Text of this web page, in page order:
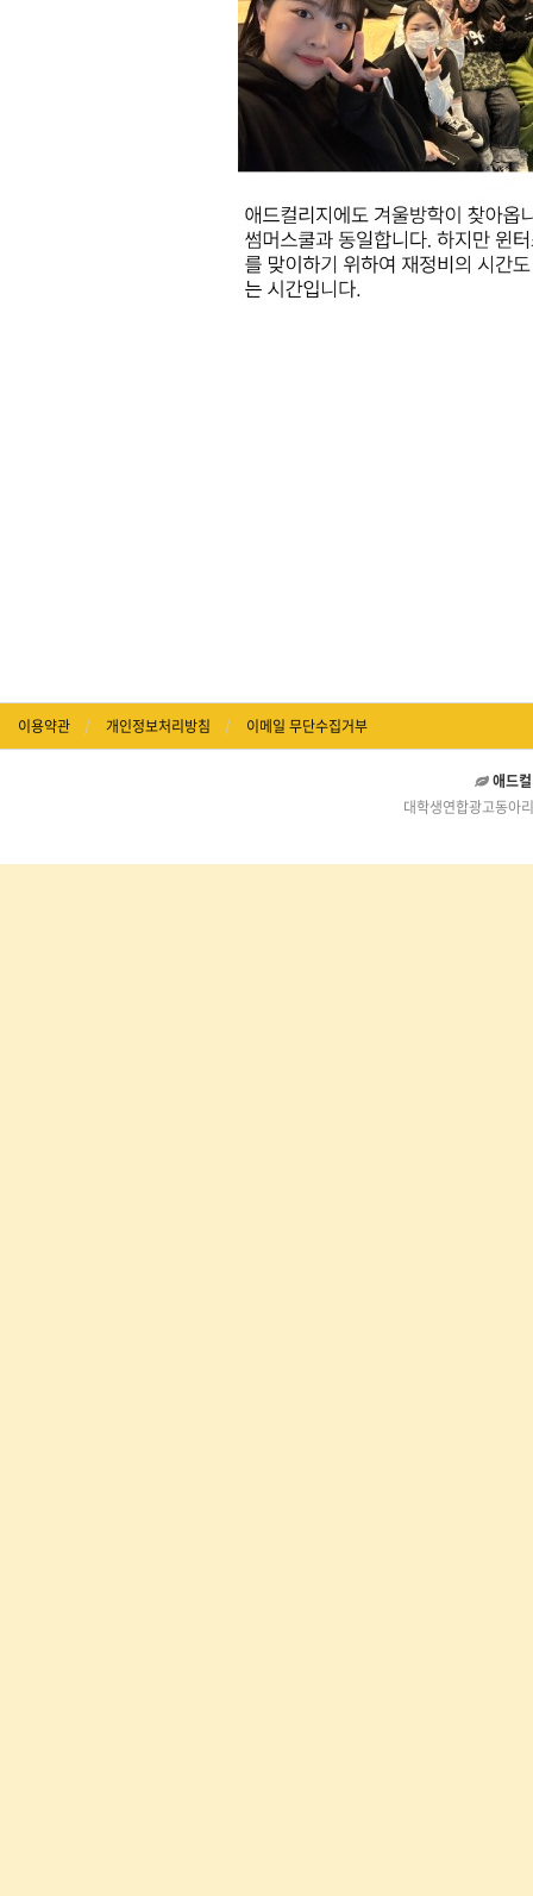
이용약관 개인정보처리방침 이메일 무단수집거부
애드
대학생연합광고동